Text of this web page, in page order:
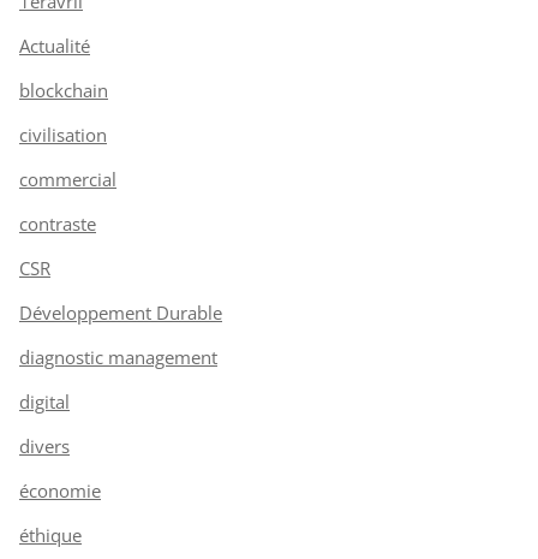
Actualité
blockchain
civilisation
commercial
contraste
CSR
Développement Durable
diagnostic management
digital
divers
économie
éthique